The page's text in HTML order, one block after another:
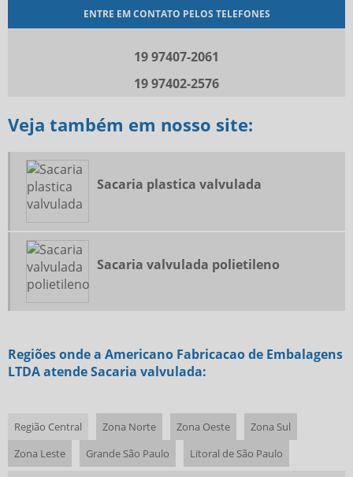
SACO VALVULADO 25 KG
SACO VALVULADO DE PLASTICO
SACO VALVULADO DE POLIETILENO
SACO VALVULADO TOPO
SACOS VALVULADOS SP
VENDA DE SACO VALVULADO
ENTRE EM CONTATO PELOS TELEFONES
19 97407-2061
19 97402-2576
Veja também em nosso site:
Sacaria plastica valvulada
Sacaria valvulada polietileno
Regiões onde a Americano Fabricacao de Embalagens
LTDA atende Sacaria valvulada:
Região Central Zona Norte Zona Oeste
Zona Sul
Zona Leste
Grande São Paulo Litoral de São Paulo